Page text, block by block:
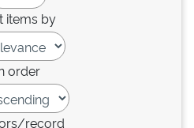
items by
order
record